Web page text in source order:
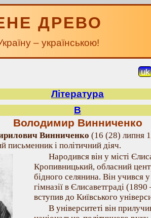
ДРЕВО
– українською!
uk
Література
В
Володимир Винниченко
Винниченко (16 (28) липня
письменник і політичний діяч.
Народився він у місті
Кропивницький, обласний
бідного селянина. Він учився
гімназії в Єлисаветграді
вступив до Київського
В університеті він